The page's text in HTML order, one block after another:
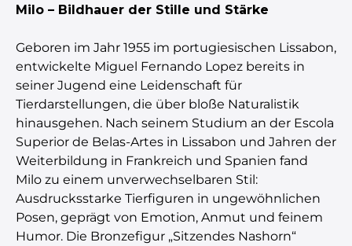
Milo – Bildhauer der Stille und Stärke
Geboren im Jahr 1955 im portugiesischen Lissabon,
entwickelte Miguel Fernando Lopez bereits in
seiner Jugend eine Leidenschaft für
Tierdarstellungen, die über bloße Naturalistik
hinausgehen. Nach seinem Studium an der Escola
Superior de Belas-Artes in Lissabon und Jahren der
Weiterbildung in Frankreich und Spanien fand
Milo zu einem unverwechselbaren Stil:
Ausdrucksstarke Tierfiguren in ungewöhnlichen
Posen, geprägt von Emotion, Anmut und feinem
Humor. Die Bronzefigur „Sitzendes Nashorn“